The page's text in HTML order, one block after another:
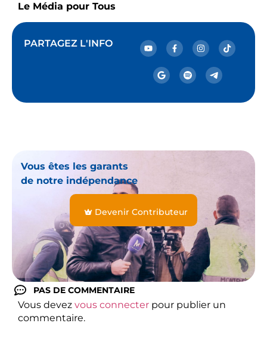
Le Média pour Tous
PARTAGEZ L'INFO
Vous êtes les garants
de notre indépendance
Devenir Contributeur
PAS DE COMMENTAIRE
Vous devez vous connecter pour publier un
commentaire.